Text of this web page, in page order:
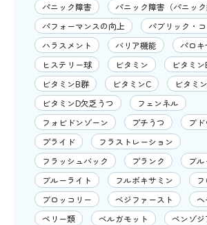
パニック障害
パニック障害（パニック
パフォーマンスの向上
パブリック・
ハラスメント
バリア機能
パロキ
ヒステリー球
ビタミン
ビタミン
ビタミンB群
ビタミンC
ビタミ
ビタミンD欠乏うつ
フェンネル
フォビドンゾーン
プチうつ
ブド
プライド
フラストレーション
フラッシュバック
プランク
ブ
ブルーライト
フルボキサミン
ブロッコリー
ベジファースト
ベリー類
ベルガモット
ベンゾ